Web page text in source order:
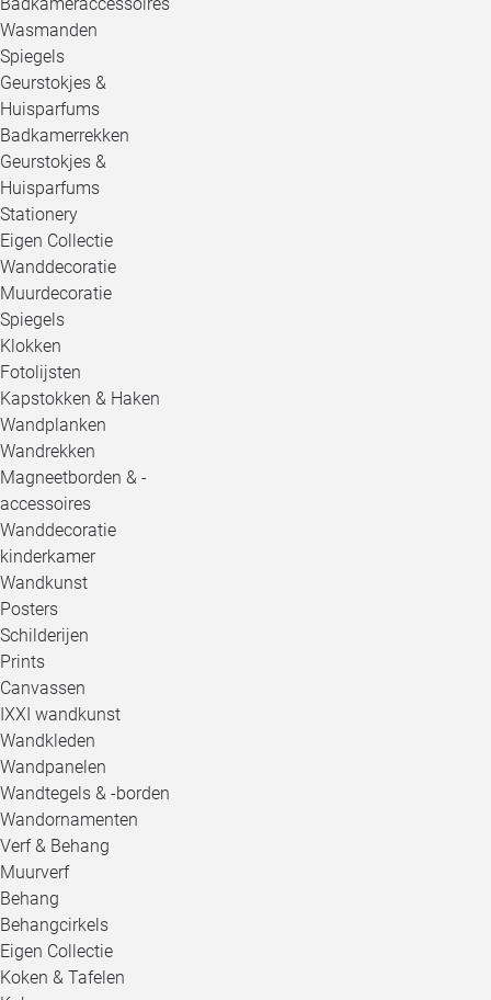
Wasmanden
Spiegels
Geurstokjes &
Huisparfums
Badkamerrekken
Geurstokjes &
Huisparfums
Stationery
Eigen Collectie
Wanddecoratie
Muurdecoratie
Spiegels
Klokken
Fotolijsten
Kapstokken & Haken
Wandplanken
Wandrekken
Magneetborden & -
accessoires
Wanddecoratie
kinderkamer
Wandkunst
Posters
Schilderijen
Prints
Canvassen
IXXI wandkunst
Wandkleden
Wandpanelen
Wandtegels & -borden
Wandornamenten
Verf & Behang
Muurverf
Behang
Behangcirkels
Eigen Collectie
Koken & Tafelen